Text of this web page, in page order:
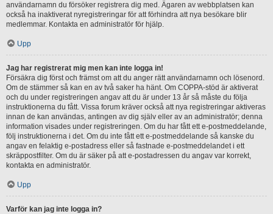
användarnamn du försöker registrera dig med. Ägaren av webbplatsen kan
också ha inaktiverat nyregistreringar för att förhindra att nya besökare blir
medlemmar. Kontakta en administratör för hjälp.
Upp
Jag har registrerat mig men kan inte logga in!
Försäkra dig först och främst om att du anger rätt användarnamn och lösenord.
Om de stämmer så kan en av två saker ha hänt. Om COPPA-stöd är aktiverat
och du under registreringen angav att du är under 13 år så måste du följa
instruktionerna du fått. Vissa forum kräver också att nya registreringar aktiveras
innan de kan användas, antingen av dig själv eller av an administratör; denna
information visades under registreringen. Om du har fått ett e-postmeddelande,
följ instruktionerna i det. Om du inte fått ett e-postmeddelande så kanske du
angav en felaktig e-postadress eller så fastnade e-postmeddelandet i ett
skräppostfilter. Om du är säker på att e-postadressen du angav var korrekt,
kontakta en administratör.
Upp
Varför kan jag inte logga in?